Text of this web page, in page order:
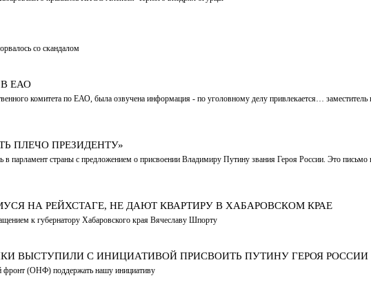
со скандалом
ЕАО
комитета по ЕАО, была озвучена информация - по уголовному делу привлекается… заместитель
ПЛЕЧО ПРЕЗИДЕНТУ»
парламент страны с предложением о присвоении Владимиру Путину звания Героя России. Это
НА РЕЙХСТАГЕ, НЕ ДАЮТ КВАРТИРУ В ХАБАРОВСКОМ КРАЕ
к губернатору Хабаровского края Вячеславу Шпорту
ВЫСТУПИЛИ С ИНИЦИАТИВОЙ ПРИСВОИТЬ ПУТИНУ ГЕРОЯ РОССИИ
(ОНФ) поддержать нашу инициативу